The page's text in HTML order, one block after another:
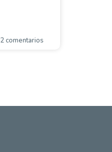
2 comentarios